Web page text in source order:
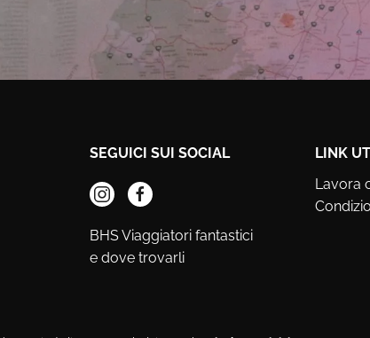
SEGUICI SUI SOCIAL
BHS Viaggiatori fantastici
e dove trovarli
LINK
Lavora